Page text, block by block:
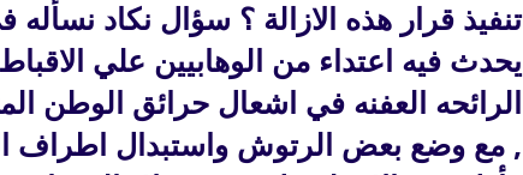
تنفيذ قرار هذه الازالة ؟ سؤال نكاد
يحدث فيه اعتداء من الوهابيين علي
الرائحه العفنه في اشعال حرائق الوطن
, مع وضع بعض الرتوش واستبدال اطراف